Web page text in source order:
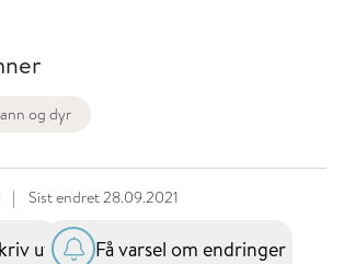
og dyr
| Sist endret28.09.2021
ut Få varsel om endringer